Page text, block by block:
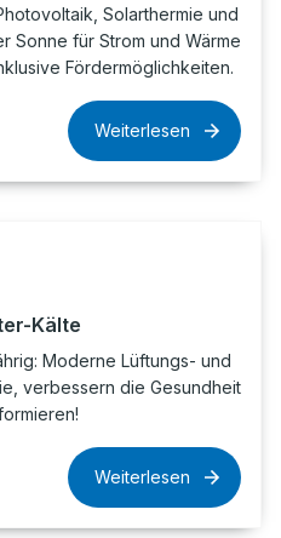
Solarthermie und
Sonne für Strom und Wärme
Fördermöglichkeiten.
Weiterlesen
Kälte
Moderne Lüftungs- und
verbessern die Gesundheit
Weiterlesen